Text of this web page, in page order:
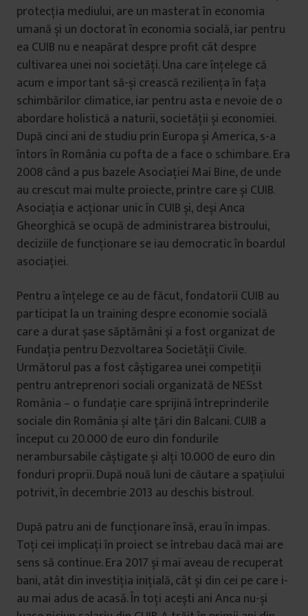
protecția mediului, are un masterat în economia
umană și un doctorat în economia socială, iar pentru
ea CUIB nu e neapărat despre profit cât despre
cultivarea unei noi societăți. Una care înțelege că
acum e important să-și crească reziliența în fața
schimbărilor climatice, iar pentru asta e nevoie de o
abordare holistică a naturii, societății și economiei.
După cinci ani de studiu prin Europa și America, s-a
întors în România cu pofta de a face o schimbare. Era
2008 când a pus bazele Asociației Mai Bine, de unde
au crescut mai multe proiecte, printre care și CUIB.
Asociația e acționar unic în CUIB și, deși Anca
Gheorghică se ocupă de administrarea bistroului,
deciziile de funcționare se iau democratic în boardul
asociației.
Pentru a înțelege ce au de făcut, fondatorii CUIB au
participat la un training despre economie socială
care a durat șase săptămâni și a fost organizat de
Fundația pentru Dezvoltarea Societății Civile.
Următorul pas a fost câștigarea unei competiții
pentru antreprenori sociali organizată de NESst
România – o fundație care sprijină întreprinderile
sociale din România și alte țări din Balcani. CUIB a
început cu 20.000 de euro din fondurile
nerambursabile câștigate și alți 10.000 de euro din
fonduri proprii. După nouă luni de căutare a spațiului
potrivit, în decembrie 2013 au deschis bistroul.
După patru ani de funcționare însă, erau în impas.
Toți cei implicați în proiect se întrebau dacă mai are
sens să continue. Era 2017 și mai aveau de recuperat
bani, atât din investiția inițială, cât și din cei pe care i-
au mai adus de acasă. În toți acești ani Anca nu-și